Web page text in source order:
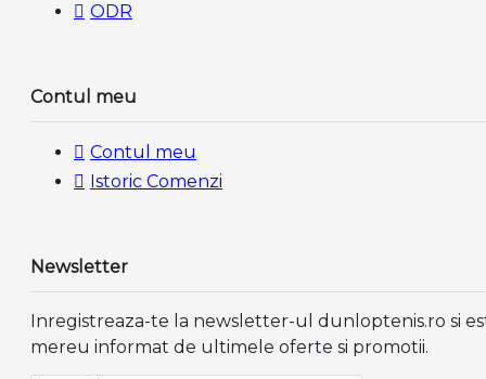
ODR
Contul meu
Contul meu
Istoric Comenzi
Newsletter
Inregistreaza-te la newsletter-ul dunloptenis.ro si
mereu informat de ultimele oferte si promotii.